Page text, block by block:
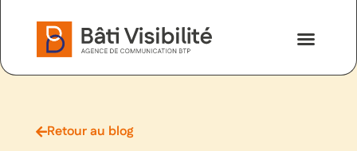
Retour au blog